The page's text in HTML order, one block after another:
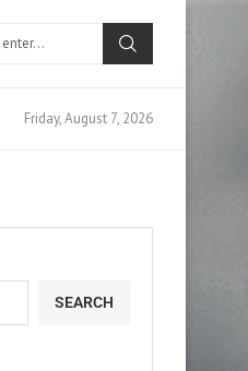
Friday, August 7, 2026
SEARCH